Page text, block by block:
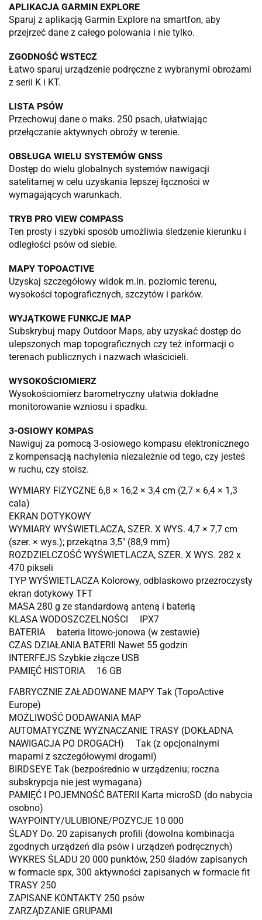
APLIKACJA GARMIN EXPLORE
Sparuj z aplikacją Garmin Explore na smartfon, aby
przejrzeć dane z całego polowania i nie tylko.
ZGODNOŚĆ WSTECZ
Łatwo sparuj urządzenie podręczne z wybranymi obrożami
z serii K i KT.
LISTA PSÓW
Przechowuj dane o maks. 250 psach, ułatwiając
przełączanie aktywnych obroży w terenie.
OBSŁUGA WIELU SYSTEMÓW GNSS
Dostęp do wielu globalnych systemów nawigacji
satelitarnej w celu uzyskania lepszej łączności w
wymagających warunkach.
TRYB PRO VIEW COMPASS
Ten prosty i szybki sposób umożliwia śledzenie kierunku i
odległości psów od siebie.
MAPY TOPOACTIVE
Uzyskaj szczegółowy widok m.in. poziomic terenu,
wysokości topograficznych, szczytów i parków.
WYJĄTKOWE FUNKCJE MAP
Subskrybuj mapy Outdoor Maps, aby uzyskać dostęp do
ulepszonych map topograficznych czy też informacji o
terenach publicznych i nazwach właścicieli.
WYSOKOŚCIOMIERZ
Wysokościomierz barometryczny ułatwia dokładne
monitorowanie wzniosu i spadku.
3-OSIOWY KOMPAS
Nawiguj za pomocą 3-osiowego kompasu elektronicznego
z kompensacją nachylenia niezależnie od tego, czy jesteś
w ruchu, czy stoisz.
WYMIARY FIZYCZNE 6,8 × 16,2 × 3,4 cm (2,7 × 6,4 × 1,3
cala)
EKRAN DOTYKOWY
WYMIARY WYŚWIETLACZA, SZER. X WYS. 4,7 × 7,7 cm
(szer. × wys.); przekątna 3,5″ (88,9 mm)
ROZDZIELCZOŚĆ WYŚWIETLACZA, SZER. X WYS. 282 x
470 pikseli
TYP WYŚWIETLACZA Kolorowy, odblaskowo przezroczysty
ekran dotykowy TFT
MASA 280 g ze standardową anteną i baterią
KLASA WODOSZCZELNOŚCI IPX7
BATERIA bateria litowo-jonowa (w zestawie)
CZAS DZIAŁANIA BATERII Nawet 55 godzin
INTERFEJS Szybkie złącze USB
PAMIĘĆ HISTORIA 16 GB
FABRYCZNIE ZAŁADOWANE MAPY Tak (TopoActive
Europe)
MOŻLIWOŚĆ DODAWANIA MAP
AUTOMATYCZNE WYZNACZANIE TRASY (DOKŁADNA
NAWIGACJA PO DROGACH) Tak (z opcjonalnymi
mapami z szczegółowymi drogami)
BIRDSEYE Tak (bezpośrednio w urządzeniu; roczna
subskrypcja nie jest wymagana)
PAMIĘĆ I POJEMNOŚĆ BATERII Karta microSD (do nabycia
osobno)
WAYPOINTY/ULUBIONE/POZYCJE 10 000
ŚLADY Do. 20 zapisanych profili (dowolna kombinacja
zgodnych urządzeń dla psów i urządzeń podręcznych)
WYKRES ŚLADU 20 000 punktów, 250 śladów zapisanych
w formacie spx, 300 aktywności zapisanych w formacie fit
TRASY 250
ZAPISANE KONTAKTY 250 psów
ZARZĄDZANIE GRUPAMI